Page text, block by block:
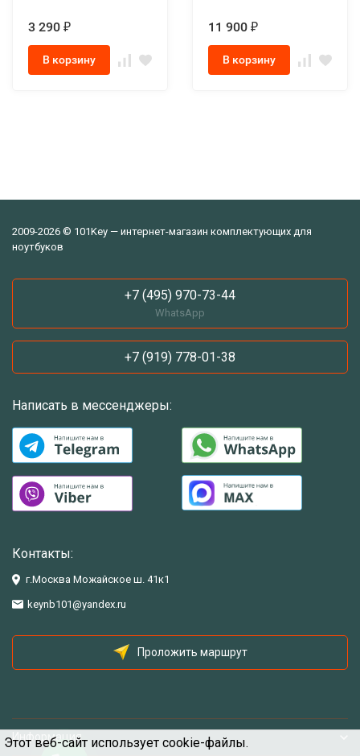
Этот веб-сайт использует cookie-файлы.
3 290 ₽
В корзину
16.92A 330W 4.5-3.0
11 900 ₽
В корзину
2009-2026 © 101Key — интернет-магазин комплектующих для
ноутбуков
+7 (495) 970-73-44
WhatsApp
+7 (919) 778-01-38
Написать в мессенджеры:
Контакты:
г.Москва Можайское ш. 41к1
keynb101@yandex.ru
Проложить маршрут
Информация